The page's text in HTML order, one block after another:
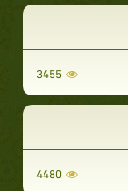
3455
4480